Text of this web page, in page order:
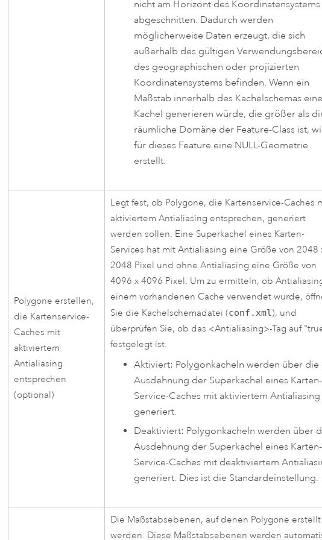
nicht am Horizont des Koordinatensystems
abgeschnitten. Dadurch werden
möglicherweise Daten erzeugt, die sich
außerhalb des gültigen
des geographischen oder projizierten
Koordinatensystems befinden. Wenn ein
Maßstab innerhalb des Kachelschemas eine
Kachel generieren würde, die größer als
räumliche Domäne der Feature-Class ist,
für dieses Feature eine NULL-Geometrie
erstellt.
Polygone erstellen,
die Kartenservice-
Caches mit
aktiviertem
Antialiasing
entsprechen
(optional)
Legt fest, ob Polygone, die Kartenservice-Caches
aktiviertem Antialiasing entsprechen, generiert
werden sollen. Eine Superkachel eines Karten-
Services hat mit Antialiasing eine Größe von 2048
2048 Pixel und ohne Antialiasing eine Größe von
4096 x 4096 Pixel. Um zu ermitteln, ob
einem vorhandenen Cache verwendet wurde,
Sie die Kachelschemadatei (conf.xml), und
überprüfen Sie, ob das <Antialiasing>-Tag auf
festgelegt ist.
Aktiviert: Polygonkacheln werden über die
Ausdehnung der Superkachel eines Karten-
Service-Caches mit aktiviertem Antialiasing
generiert.
Deaktiviert: Polygonkacheln werden über
Ausdehnung der Superkachel eines Karten-
Service-Caches mit deaktiviertem
generiert. Dies ist die Standardeinstellung.
Die Maßstabsebenen, auf denen Polygone erstellt
werden. Diese Maßstabsebenen werden